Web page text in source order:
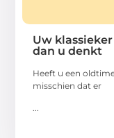
Uw
dan u denkt
Heeft u een
misschien dat er
...